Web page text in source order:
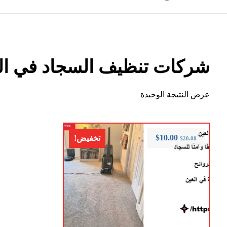
شركات تنظيف السجاد في
عرض النتيجة الوحيدة
تخفيض! $20.00
$10.00